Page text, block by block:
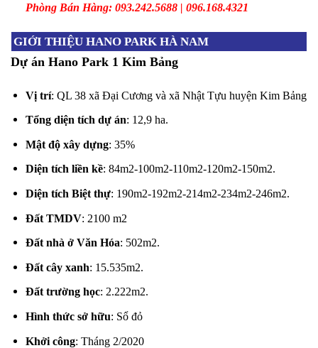
Phòng Bán Hàng: 093.242.5688 | 096.168.4321
GIỚI THIỆU HANO PARK HÀ NAM
Dự án Hano Park 1 Kim Bảng
Vị trí: QL 38 xã Đại Cương và xã Nhật Tựu huyện Kim Bảng
Tổng diện tích dự án: 12,9 ha.
Mật độ xây dựng: 35%
Diện tích liền kề: 84m2-100m2-110m2-120m2-150m2.
Diện tích Biệt thự: 190m2-192m2-214m2-234m2-246m2.
Đất TMDV: 2100 m2
Đất nhà ở Văn Hóa: 502m2.
Đất cây xanh: 15.535m2.
Đất trường học: 2.222m2.
Hình thức sở hữu: Sổ đỏ
Khởi công: Tháng 2/2020